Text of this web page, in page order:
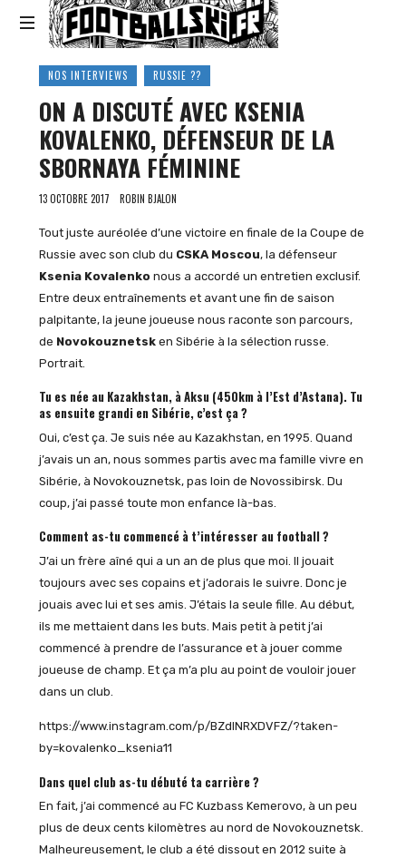
Footballski
Le
football
d'Europe
centrale
et
d'Europe
l'Est
NOS INTERVIEWS RUSSIE ??
ON A DISCUTÉ AVEC KSENIA
KOVALENKO, DÉFENSEUR DE LA
SBORNAYA FÉMININE
13 OCTOBRE 2017 ROBIN BJALON
Tout juste auréolée d’une victoire en finale de la Coupe de
Russie avec son club du CSKA Moscou, la défenseur
Ksenia Kovalenko nous a accordé un entretien exclusif.
Entre deux entraînements et avant une fin de saison
palpitante, la jeune joueuse nous raconte son parcours,
de Novokouznetsken Sibérie à la sélection russe.
Portrait.
Tu es née au Kazakhstan, à Aksu (450km à l’Est d’Astana). Tu
as ensuite grandi en Sibérie, c’est ça ?
Oui, c’est ça. Je suis née au Kazakhstan, en 1995. Quand
j’avais un an, nous sommes partis avec ma famille vivre en
Sibérie, à Novokouznetsk, pas loin de Novossibirsk. Du
coup, j’ai passé toute mon enfance là-bas.
Comment as-tu commencé à t’intéresser au football ?
J’ai un frère aîné qui a un an de plus que moi. Il jouait
toujours avec ses copains et j’adorais le suivre. Donc je
jouais avec lui et ses amis. J’étais la seule fille. Au début,
ils me mettaient dans les buts. Mais petit à petit j’ai
commencé à prendre de l’assurance et à jouer comme
joueuse de champ. Et ça m’a plu au point de vouloir jouer
dans un club.
https://www.instagram.com/p/BZdlNRXDVFZ/?taken-
by=kovalenko_ksenia11
Dans quel club as-tu débuté ta carrière ?
En fait, j’ai commencé au FC Kuzbass Kemerovo, à un peu
plus de deux cents kilomètres au nord de Novokouznetsk.
Malheureusement, le club a été dissout en 2012 suite à